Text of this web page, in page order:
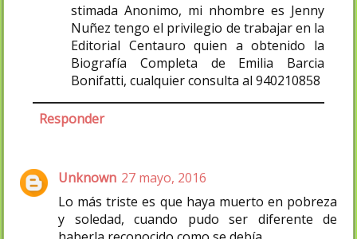
stimada Anonimo, mi nhombre es Jenny
Nuñez tengo el privilegio de trabajar en la
Editorial Centauro quien a obtenido la
Biografía Completa de Emilia Barcia
Bonifatti, cualquier consulta al 940210858
Responder
Unknown 27 mayo, 2016
Lo más triste es que haya muerto en pobreza
y soledad, cuando pudo ser diferente de